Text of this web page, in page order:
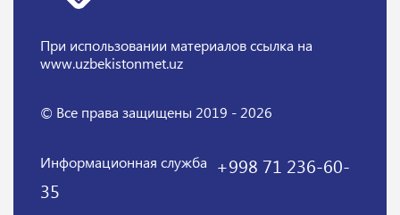
При использовании материаловссылка на
www.uzbekistonmet.uz
© Все права защищены 2019 - 2026
Информационная служба
+998 71 236-60-
35